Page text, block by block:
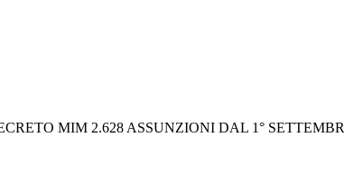
MIM 2.628 ASSUNZIONI DAL 1°